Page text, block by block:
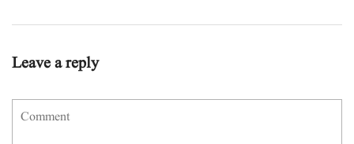
Leave a reply